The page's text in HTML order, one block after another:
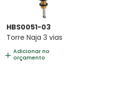
HBS0051-03
Torre Naja 3 vias
Adicionar no
orçamento